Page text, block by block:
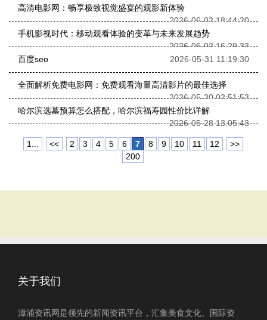
高清电影网：畅享极致视觉盛宴的观影新体验
2026-06-02 18:44:20
手机影视时代：移动观看体验的变革与未来发展趋势
2026-06-02 16:29:33
百度seo
2026-05-31 11:19:30
全面解析免费电影网：免费观看海量高清影片的最佳选择
2026-05-30 02:51:53
哈尔滨选墓预算怎么搭配，哈尔滨福寿园性价比详解
2026-05-28 13:05:43
1... << 2 3 4 5 6 7 8 9 10 11 12
>>
200
关于我们
漳浦资讯网是领先的新闻资讯平台，汇集美食文化、国际资